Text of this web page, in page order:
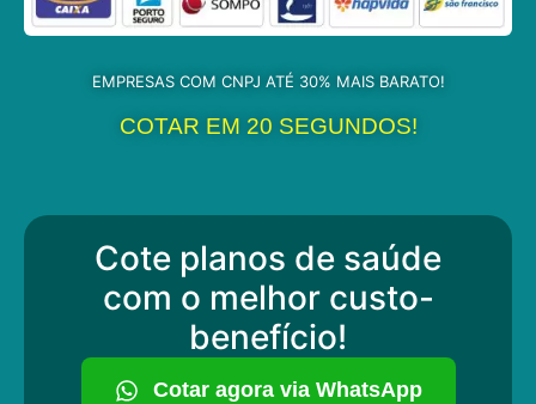
EMPRESAS COM CNPJ ATÉ 30% MAIS BARATO!
COTAR EM 20 SEGUNDOS!
Cote planos de saúde
com o melhor custo-
benefício!
Cotar agora via WhatsApp